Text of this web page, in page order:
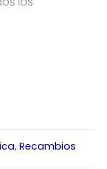
, Recambios